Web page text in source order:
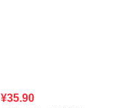
¥35.90